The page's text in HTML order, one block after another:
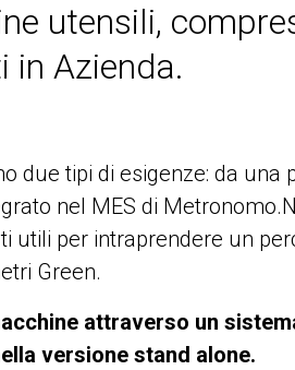
utensili,
in Azienda.
due tipi di esigenze: da una
nel MES di
utili per intraprendere un
Green.
attraverso un
versione stand alone.